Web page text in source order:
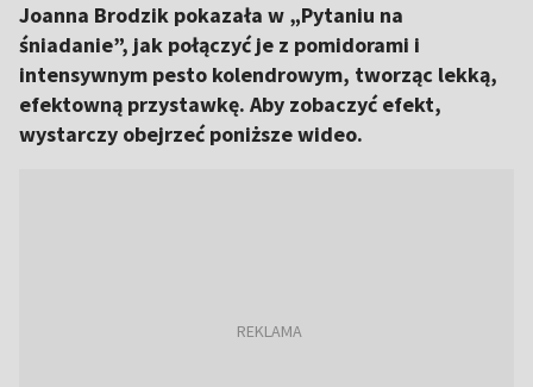
Joanna Brodzik pokazała w „Pytaniu na
śniadanie”, jak połączyć je z pomidorami i
intensywnym pesto kolendrowym, tworząc lekką,
efektowną przystawkę. Aby zobaczyć efekt,
wystarczy obejrzeć poniższe wideo.